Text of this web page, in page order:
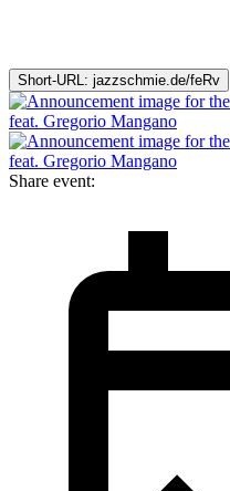
Short-URL: jazzschmie.de/feRv
Share event: